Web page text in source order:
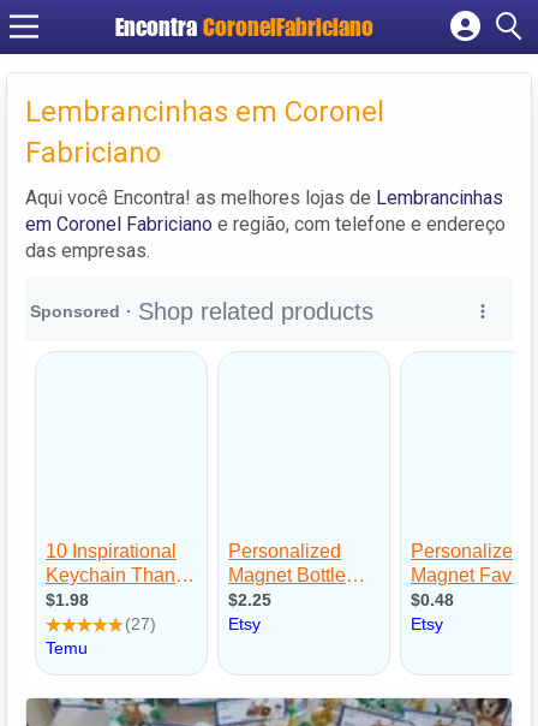
Encontra CoronelFabriciano
Cadastrar empresa
Criar conta
Lembrancinhas em Coronel
Fabriciano
Aqui você Encontra! as melhores lojas de Lembrancinhas
em Coronel Fabriciano e região, com telefone e endereço
das empresas.